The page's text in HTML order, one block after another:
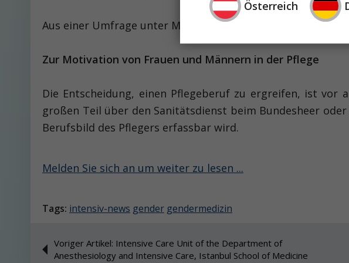
Aus einer Umfrage unter Mitarbeiterinnen ergaben sich
Zur Motivation von Frauen und Männern in der Pflege
Die Entscheidung, einen Pflegeberuf zu ergreifen, ist
großen Teil über den Sanitätsdienst beim Bundesheer
Berufsbild des Pflegers erfassbar wird.
Melden Sie sich an um weiter zu lesen ...
Tags: intensiv-news gender gendermedizin
Voriger Artikel: Intensive Care Unit of the Department of
Anesthesiology and Intensive Care, Istanbul School of Medicine
Österreich